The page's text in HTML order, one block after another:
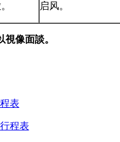
启风。
像面談。
表
程表